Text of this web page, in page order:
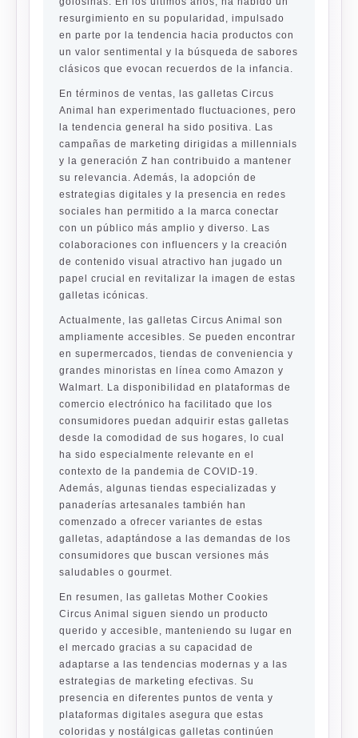
resurgimiento en su popularidad, impulsado
en parte por la tendencia hacia productos con
un valor sentimental y la búsqueda de sabores
clásicos que evocan recuerdos de la infancia.
En términos de ventas, las galletas Circus
Animal han experimentado fluctuaciones, pero
la tendencia general ha sido positiva. Las
campañas de marketing dirigidas a millennials
y la generación Z han contribuido a mantener
su relevancia. Además, la adopción de
estrategias digitales y la presencia en redes
sociales han permitido a la marca conectar
con un público más amplio y diverso. Las
colaboraciones con influencers y la creación
de contenido visual atractivo han jugado un
papel crucial en revitalizar la imagen de estas
galletas icónicas.
Actualmente, las galletas Circus Animal son
ampliamente accesibles. Se pueden encontrar
en supermercados, tiendas de conveniencia y
grandes minoristas en línea como Amazon y
Walmart. La disponibilidad en plataformas de
comercio electrónico ha facilitado que los
consumidores puedan adquirir estas galletas
desde la comodidad de sus hogares, lo cual
ha sido especialmente relevante en el
contexto de la pandemia de COVID-19.
Además, algunas tiendas especializadas y
panaderías artesanales también han
comenzado a ofrecer variantes de estas
galletas, adaptándose a las demandas de los
consumidores que buscan versiones más
saludables o gourmet.
En resumen, las galletas Mother Cookies
Circus Animal siguen siendo un producto
querido y accesible, manteniendo su lugar en
el mercado gracias a su capacidad de
adaptarse a las tendencias modernas y a las
estrategias de marketing efectivas. Su
presencia en diferentes puntos de venta y
plataformas digitales asegura que estas
coloridas y nostálgicas galletas continúen